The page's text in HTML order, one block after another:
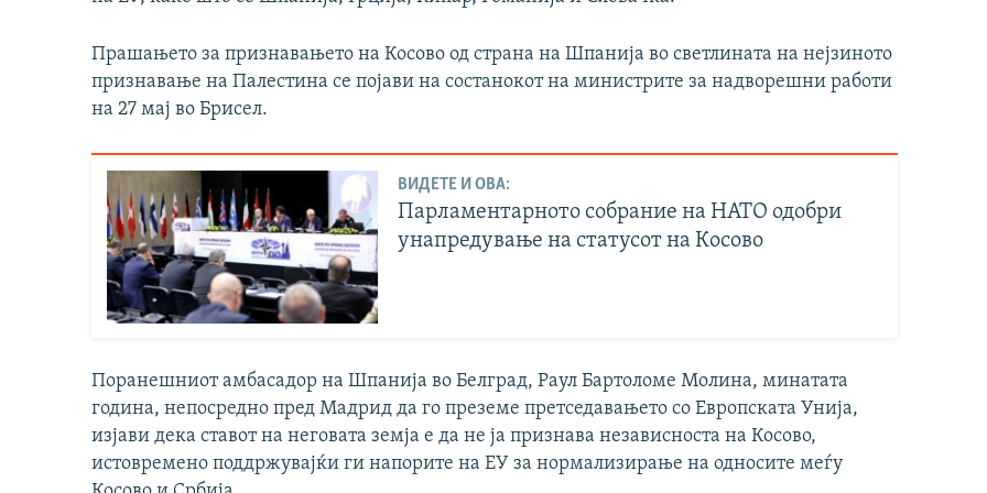
Прашањето за признавањето на Косово од страна на Шпанија во светлината на нејзиното
признавање на Палестина се појави на состанокот на министрите за надворешни работи
на 27 мај во Брисел.
ВИДЕТЕ И ОВА:
Парламентарното собрание на НАТО одобри
унапредување на статусот на Косово
Поранешниот амбасадор на Шпанија во Белград, Раул Бартоломе Молина, минатата
година, непосредно пред Мадрид да го преземе претседавањето со Европската Унија,
изјави дека ставот на неговата земја е да не ја признава независноста на Косово,
истовремено поддржувајќи ги напорите на ЕУ за нормализирање на односите меѓу